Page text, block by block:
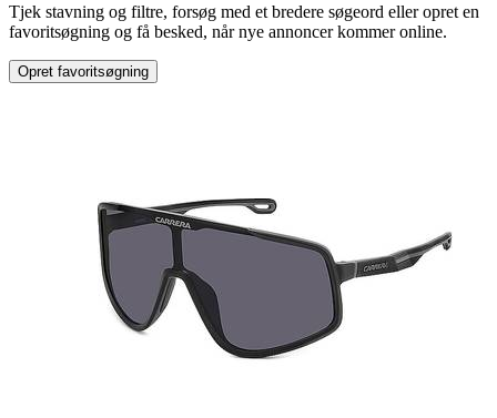
Mærke
Andet mærke
Tjek stavning og filtre, forsøg med et bredere søgeord eller opret en
favoritsøgning og få besked, når nye annoncer kommer online.
Opret favoritsøgning